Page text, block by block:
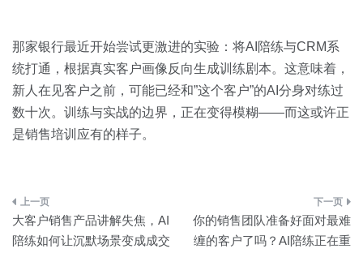
那家银行最近开始尝试更激进的实验：将AI陪练与CRM系
统打通，根据真实客户画像反向生成训练剧本。这意味着，
新人在见客户之前，可能已经和”这个客户”的AI分身对练过
数十次。训练与实战的边界，正在变得模糊——而这或许正
是销售培训应有的样子。
文
章
大客户销售产品讲解失焦，AI
陪练如何让沉默场景变成成交
你的销售团队准备好面对最难
缠的客户了吗？AI陪练正在重